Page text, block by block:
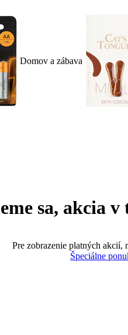
Domov a zábava
sa, akcia
Pre zobrazenie platných akcií,
Špeciálne